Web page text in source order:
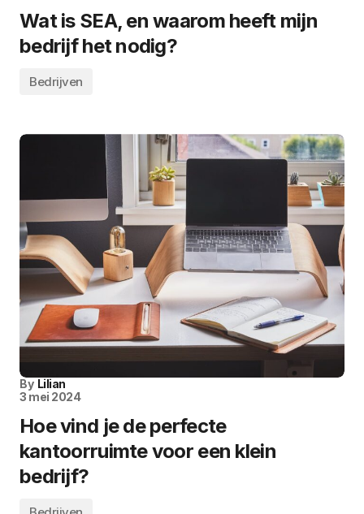
Wat is SEA, en waarom heeft mijn
bedrijf het nodig?
Bedrijven
By Lilian
3 mei 2024
Hoe vind je de perfecte
kantoorruimte voor een klein
bedrijf?